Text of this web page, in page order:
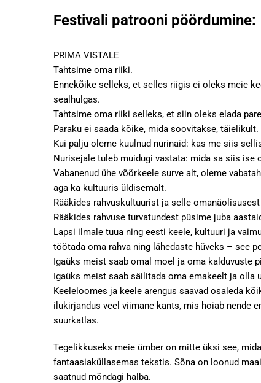
Festivali patrooni pöördumine:
PRIMA VISTALE
Tahtsime oma riiki.
Ennekõike selleks, et selles riigis ei oleks meie
sealhulgas.
Tahtsime oma riiki selleks, et siin oleks elada
Paraku ei saada kõike, mida soovitakse, täielikult.
Kui palju oleme kuulnud nurinaid: kas me siis
Nurisejale tuleb muidugi vastata: mida sa siis
Vabanenud ühe võõrkeele surve alt, oleme
aga ka kultuuris üldisemalt.
Rääkides rahvuskultuurist ja selle
Rääkides rahvuse turvatundest püsime juba
Lapsi ilmale tuua ning eesti keele, kultuuri ja
töötada oma rahva ning lähedaste hüveks – see
Igaüks meist saab omal moel ja oma kalduvuste
Igaüks meist saab säilitada oma emakeelt ja olla
Keeleloomes ja keele arengus saavad osaleda
ilukirjandus veel viimane kants, mis hoiab nende
suurkatlas.
Tegelikkuseks meie ümber on mitte üksi see,
fantaasiaküllasemas tekstis. Sõna on loonud
saatnud mõndagi halba.